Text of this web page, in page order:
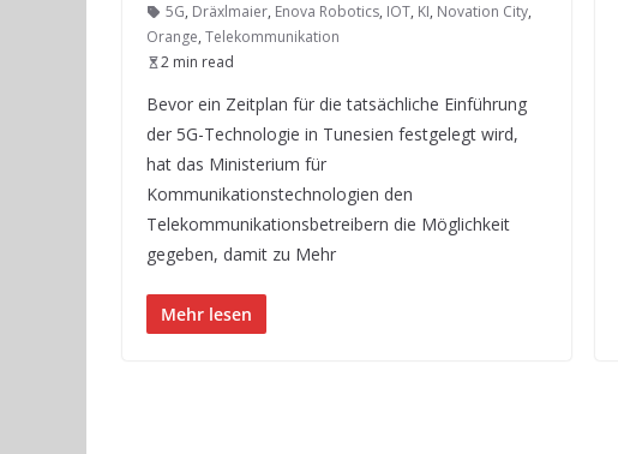
5G, Dräxlmaier, Enova Robotics, IOT, KI, Novation City,
Orange, Telekommunikation
2 min read
Bevor ein Zeitplan für die tatsächliche Einführung
der 5G-Technologie in Tunesien festgelegt wird,
hat das Ministerium für
Kommunikationstechnologien den
Telekommunikationsbetreibern die Möglichkeit
gegeben, damit zu Mehr
Mehr lesen